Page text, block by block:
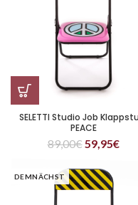
SELETTI Studio Job
PEACE
89,00€59,95€
DEMNÄCHST